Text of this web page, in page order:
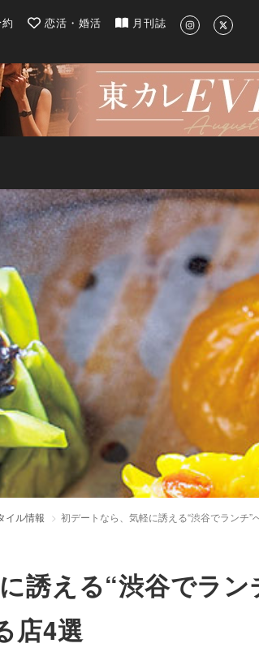
| 最新のグルメ、洗練されたライフスタイル情
恋活・婚活 月刊誌
イル情報 初デートなら、気軽に誘える“渋谷でランチ
誘える“渋谷でラン
店4選